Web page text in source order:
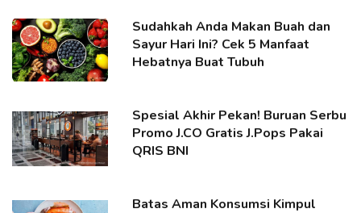
Sudahkah Anda Makan Buah dan
Sayur Hari Ini? Cek 5 Manfaat
Hebatnya Buat Tubuh
Spesial Akhir Pekan! Buruan Serbu
Promo J.CO Gratis J.Pops Pakai
QRIS BNI
Batas Aman Konsumsi Kimpul